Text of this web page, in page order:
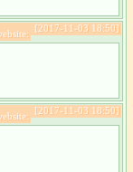
[2017-11-03 18:50]
[2017-11-03 18:50]